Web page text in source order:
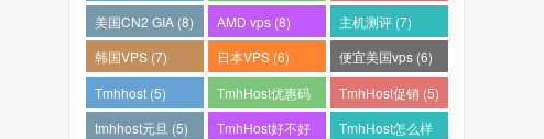
(11)
VPS (11)
(10)
美国CN2 GIA (8) AMD vps (8)
主机测评 (7)
韩国VPS (7)
日本VPS (6)
便宜美国vps (6)
Tmhhost (5)
TmhHost优惠码
(5)
TmhHost促销 (5)
tmhhost元旦 (5)
TmhHost好不好
TmhHost怎么样